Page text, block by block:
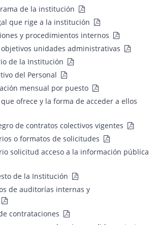
de la institución
que rige a la institución
y procedimientos internos
objetivos unidades administrativas
de la Institución
del Personal
mensual por puesto
ofrece y la forma de acceder a ellos
de contratos colectivos vigentes
o formatos de solicitudes
solicitud acceso a la información pública
de la Institución
de auditorías internas y
contrataciones